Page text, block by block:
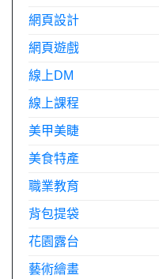
網頁設計
網頁遊戲
線上DM
線上課程
美甲美睫
美食特產
職業教育
背包提袋
花園露台
藝術繪畫